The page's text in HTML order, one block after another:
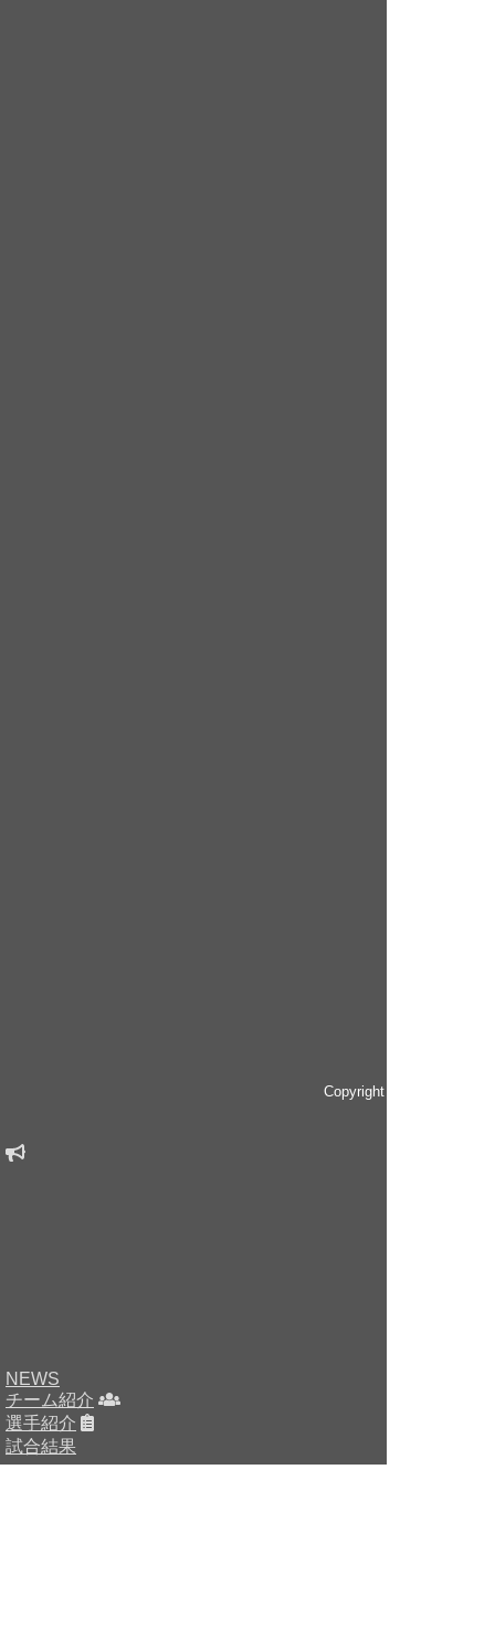
Copyright © since 2014
NEWS
チーム紹介
選手紹介
試合結果